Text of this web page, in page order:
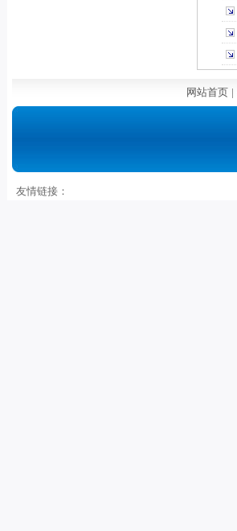
网站首页 |
友情链接：